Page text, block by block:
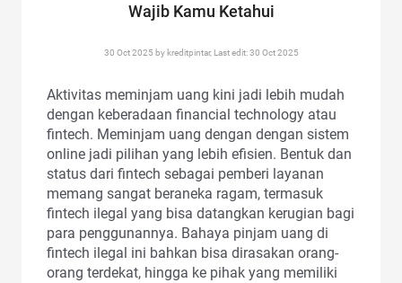
Wajib Kamu Ketahui
30 Oct 2025 by kreditpintar, Last edit: 30 Oct 2025
Aktivitas meminjam uang kini jadi lebih mudah
dengan keberadaan financial technology atau
fintech. Meminjam uang dengan dengan sistem
online jadi pilihan yang lebih efisien. Bentuk dan
status dari fintech sebagai pemberi layanan
memang sangat beraneka ragam, termasuk
fintech ilegal yang bisa datangkan kerugian bagi
para penggunannya. Bahaya pinjam uang di
fintech ilegal ini bahkan bisa dirasakan orang-
orang terdekat, hingga ke pihak yang memiliki